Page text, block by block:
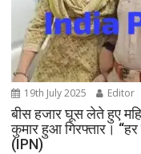
19th July 2025 Editor
बीस हजार घूस लेते हुए
कुमार हुआ गिरफ्तार।
(IPN)